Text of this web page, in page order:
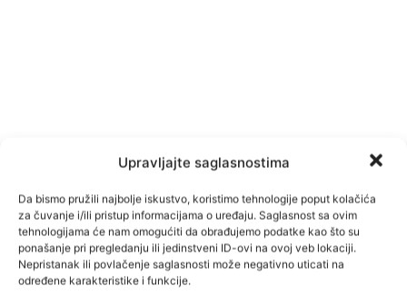
Upravljajte saglasnostima
Da bismo pružili najbolje iskustvo, koristimo tehnologije poput kolačića
za čuvanje i/ili pristup informacijama o uređaju. Saglasnost sa ovim
tehnologijama će nam omogućiti da obrađujemo podatke kao što su
ponašanje pri pregledanju ili jedinstveni ID-ovi na ovoj veb lokaciji.
Nepristanak ili povlačenje saglasnosti može negativno uticati na
određene karakteristike i funkcije.
TAGOVI Prnjavor